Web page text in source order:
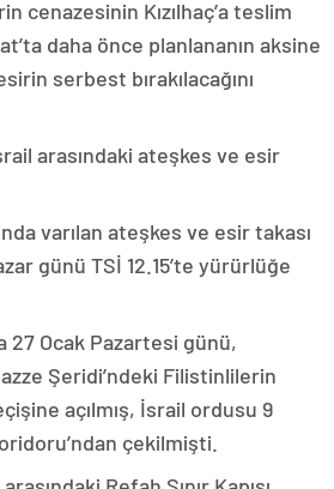
cenazesinin Kızılhaç’a teslim
daha önce planlananın aksine
serbest bırakılacağını
arasındaki ateşkes ve esir
varılan ateşkes ve esir takası
günü TSİ 12.15’te yürürlüğe
27 Ocak Pazartesi günü,
Şeridi’ndeki Filistinlilerin
açılmış, İsrail ordusu 9
çekilmişti.